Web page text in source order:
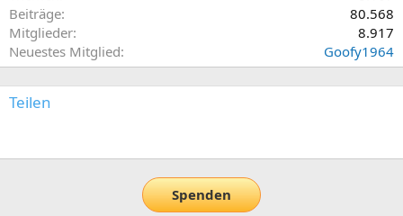
Beiträge
80.568
Mitglieder
8.917
Neuestes Mitglied
Goofy1964
Teilen
Spenden